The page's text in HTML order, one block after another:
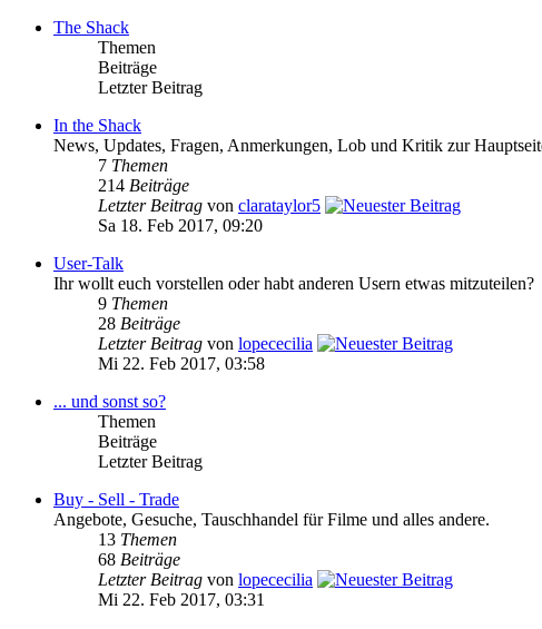
The Shack
Themen
Beiträge
Letzter Beitrag
In the Shack
News, Updates, Fragen, Anmerkungen, Lob und Kritik zur
7 Themen
214 Beiträge
Letzter Beitrag von clarataylor5
Sa 18. Feb 2017, 09:20
User-Talk
Ihr wollt euch vorstellen oder habt anderen Usern etwas mitzuteilen?
9 Themen
28 Beiträge
Letzter Beitrag von lopececilia
Mi 22. Feb 2017, 03:58
... und sonst so?
Themen
Beiträge
Letzter Beitrag
Buy - Sell - Trade
Angebote, Gesuche, Tauschhandel für Filme und alles andere.
13 Themen
68 Beiträge
Letzter Beitrag von lopececilia
Mi 22. Feb 2017, 03:31